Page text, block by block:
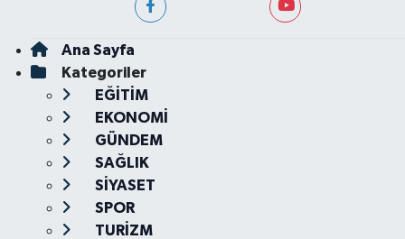
Ana Sayfa
Kategoriler
EĞİTİM
EKONOMİ
GÜNDEM
SAĞLIK
SİYASET
SPOR
TURİZM